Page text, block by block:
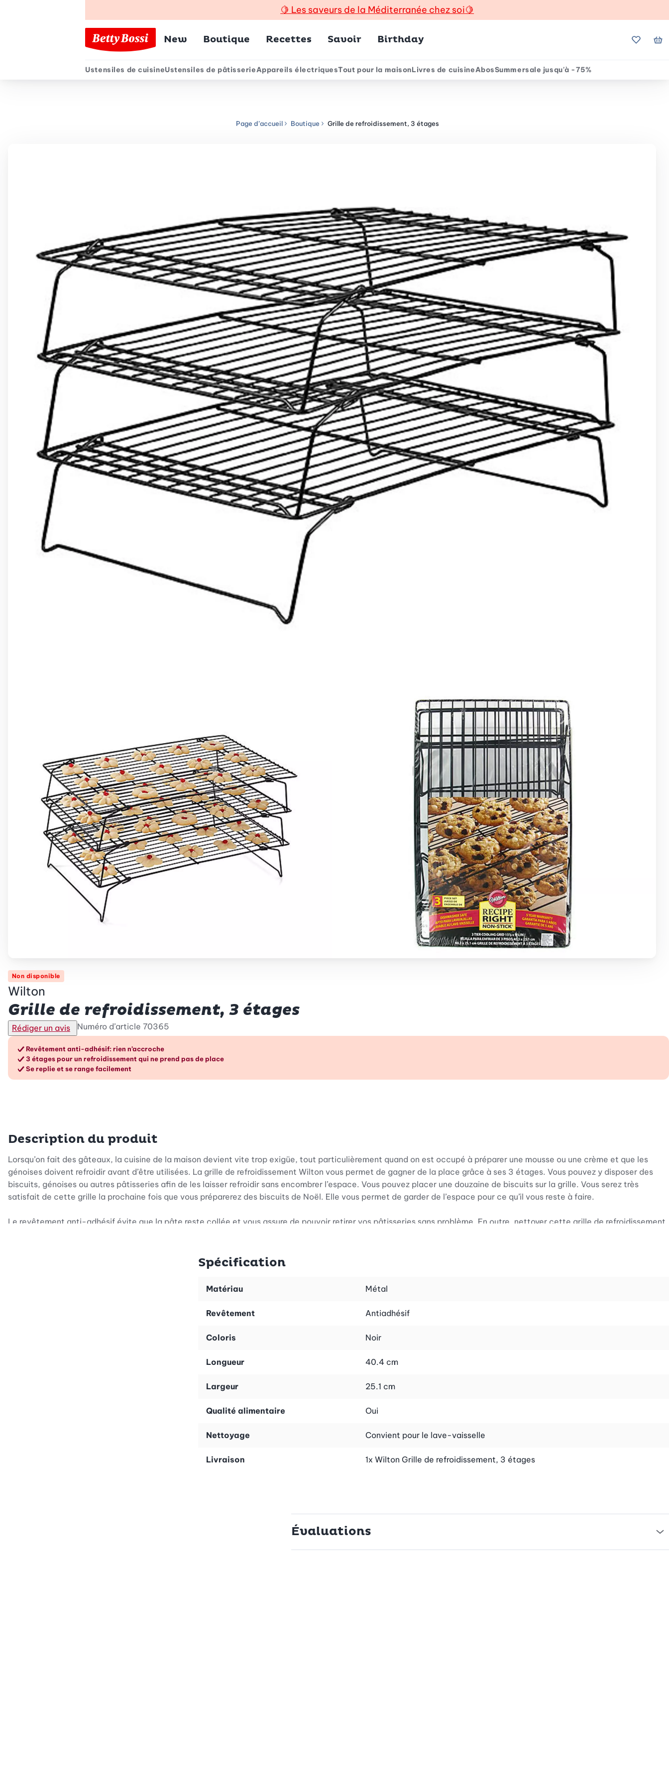
🍋 Les saveurs de la Méditerranée chez soi🍋
Menu principal
New Boutique Recettes Savoir Birthday Mes
Menu secondaire
Ustensiles de cuisineUstensiles de pâtisserieAppareils électriquesTout pour la maisonLivres de cuisineAbosSummersale jusqu'à -75%
Page d’accueil Boutique Grille de refroidissement, 3 étages
Non disponible
Wilton
Grille de refroidissement, 3 étages
Rédiger un avis Numéro d’article 70365
Les avantages en un coup d’œil
Revêtement anti-adhésif: rien n’accroche
3 étages pour un refroidissement qui ne prend pas de place
Se replie et se range facilement
Description du produit
Lorsqu’on fait des gâteaux, la cuisine de la maison devient vite trop exigüe, tout particulièrement quand on est occupé à préparer une mousse ou une crème et que les
génoises doivent refroidir avant d’être utilisées. La grille de refroidissement Wilton vous permet de gagner de la place grâce à ses 3 étages. Vous pouvez y disposer des
biscuits, génoises ou autres pâtisseries afin de les laisser refroidir sans encombrer l’espace. Vous pouvez placer une douzaine de biscuits sur la grille. Vous serez très
satisfait de cette grille la prochaine fois que vous préparerez des biscuits de Noël. Elle vous permet de garder de l’espace pour ce qu’il vous reste à faire.
Le revêtement anti-adhésif évite que la pâte reste collée et vous assure de pouvoir retirer vos pâtisseries sans problème. En outre, nettoyer cette grille de refroidissement
Quand vous avez terminé de pâtisser, vous pouvez ranger cette grille de refroidissement Wilton dans n’importe quel tiroir en la repliant. Cependant, elle n’attend que de
Spécification
Matériau Métal
Revêtement Antiadhésif
Coloris Noir
Longueur 40.4 cm
Largeur 25.1 cm
Qualité alimentaire Oui
Nettoyage Convient pour le lave-vaisselle
Livraison 1x Wilton Grille de refroidissement, 3 étages
Évaluations